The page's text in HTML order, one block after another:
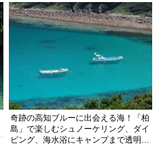
奇跡の高知ブルーに出会える海！「柏
島」で楽しむシュノーケリング、ダイ
ビング、海水浴にキャンプまで透明度